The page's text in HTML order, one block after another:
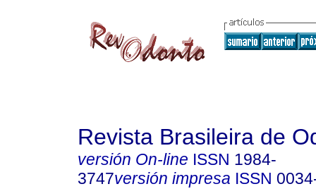
Revista Brasileira de
versión On-line ISSN 1984-
3747versión impresa ISSN